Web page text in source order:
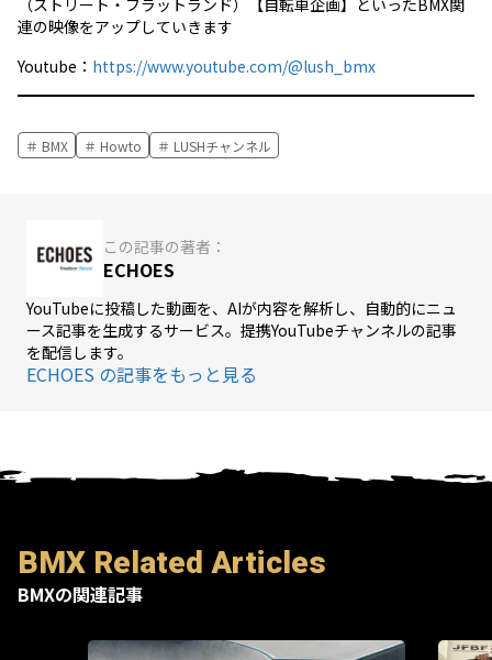
（ストリート・フラットランド）【自転車企画】といったBMX関
連の映像をアップしていきます
Youtube： https://www.youtube.com/@lush_bmx
BMX Howto LUSHチャンネル
この記事の著者：
ECHOES
YouTubeに投稿した動画を、AIが内容を解析し、自動的にニュ
ース記事を生成するサービス。提携YouTubeチャンネルの記事
を配信します。
ECHOES の記事をもっと見る
BMX Related Articles
BMXの関連記事